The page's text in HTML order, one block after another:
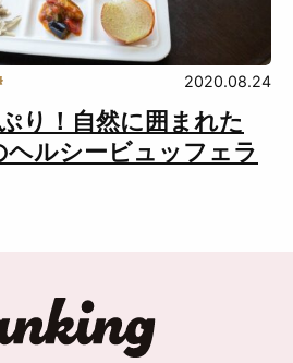
り！自然に囲まれた
ヘルシービュッフェラ
2020.08.24